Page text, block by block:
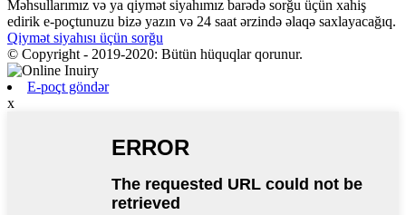
Məhsullarımız və ya qiymət siyahımız barədə sorğu üçün xahiş
edirik e-poçtunuzu bizə yazın və 24 saat ərzində əlaqə saxlayacağıq.
Qiymət siyahısı üçün sorğu
© Copyright - 2019-2020: Bütün hüquqlar qorunur.
E-poçt göndər
x